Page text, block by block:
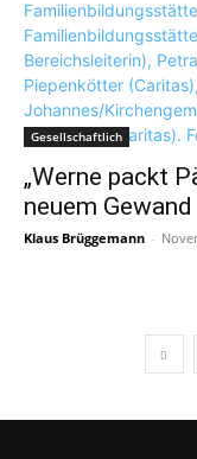
Gesellschaftlich
„Werne packt
neuem Gewand
Klaus Brüggemann -